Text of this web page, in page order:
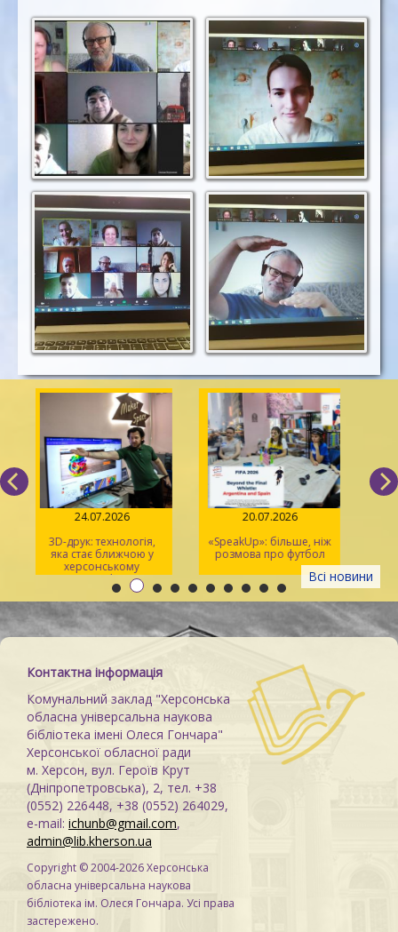
Всі новини
24.07.2026
3D-друк: технологія,
яка стає ближчою у
херсонському
просторі Maker Space
20.07.2026
«SpeakUp»: більше, ніж
розмова про футбол
Контактна інформація
Комунальний заклад "Херсонська
обласна універсальна наукова
бібліотека імені Олеся Гончара"
Херсонської обласної ради
м. Херсон, вул. Героїв Крут
(Дніпропетровська), 2, тел. +38
(0552) 226448, +38 (0552) 264029,
e-mail: ichunb@gmail.com,
admin@lib.kherson.ua
Copyright © 2004-2026 Херсонська
обласна універсальна наукова
бібліотека ім. Олеся Гончара. Усі права
застережено.